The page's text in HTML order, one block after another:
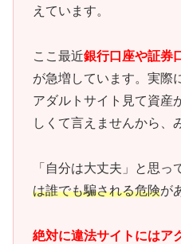
えています。
ここ最近銀行口座や証券
が急増しています。実際
アダルトサイト見て資産
しくて言えませんから、
「自分は大丈夫」と思っ
は誰でも騙される危険が
絶対に違法サイトにはア